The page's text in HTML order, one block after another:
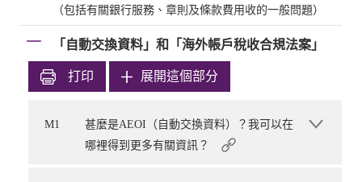
（包括有關銀行服務、章則及條款費用收的一般問題）
「自動交換資料」和「海外帳戶稅收合規法案」
打印 展開這個部分
M1
甚麼是AEOI（自動交換資料）？我可以在
哪裡得到更多有關資訊？